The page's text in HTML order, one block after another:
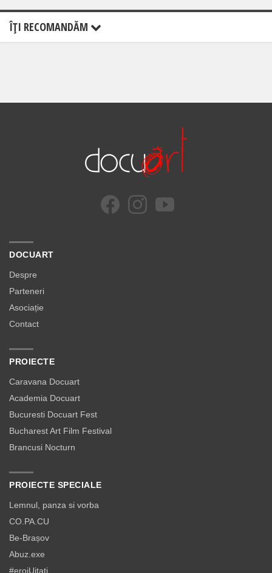
ÎŢI RECOMANDĂM
DOCUART
Despre
Parteneri
Asociație
Contact
PROIECTE
Caravana Docuart
Academia Docuart
Bucuresti Docuart Fest
Bucharest Art Film Festival
Brancusi Nocturn
PROIECTE SPECIALE
Lemnul, panza si vorba
CO.PA.CU
Be-Brașov
Abuz.exe
#eroiUitați